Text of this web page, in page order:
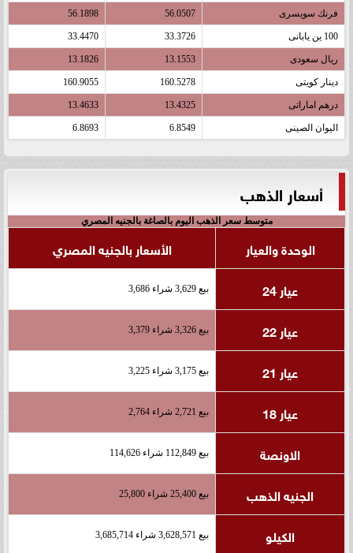
فرنك سويسرى 56.0507
56.1898
100 ين يابانى 33.3726
33.4470
ريال سعودى 13.1553
13.1826
دينار كويتى 160.5278
160.9055
درهم اماراتى 13.4325
13.4633
اليوان الصينى 6.8549
6.8693
أسعار الذهب
متوسط سعر الذهب اليوم بالصاغة بالجنيه المصري
الوحدة والعيار
الأسعار بالجنيه المصري
عيار 24
بيع 3,629 شراء 3,686
عيار 22 بيع 3,326 شراء 3,379
عيار 21 بيع 3,175 شراء 3,225
عيار 18 بيع 2,721 شراء 2,764
الاونصة بيع 112,849 شراء 114,626
الجنيه الذهب بيع 25,400 شراء 25,800
الكيلو بيع 3,628,571 شراء 3,685,714